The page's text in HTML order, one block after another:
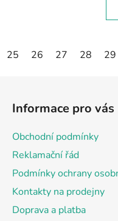
25 26 27 28 29
Informace pro vás
Obchodní podmínky
Reklamační řád
Podmínky ochrany
Kontakty na prodejny
Doprava a platba